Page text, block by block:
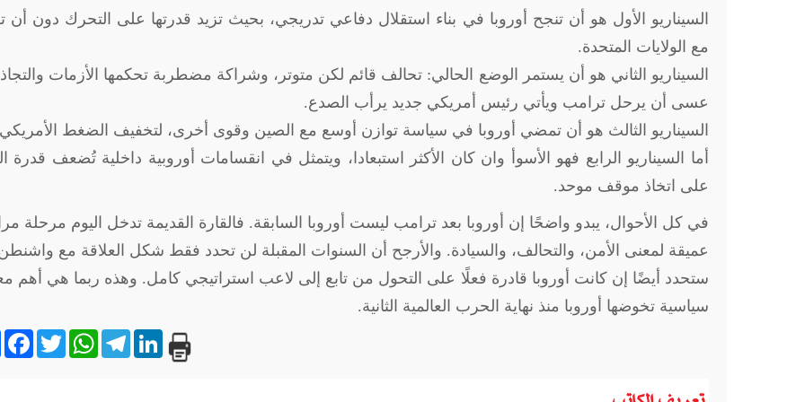
السيناريو الأول هو أن تنجح أوروبا في بناء استقلال دفاعي تدريجي، بحيث تزيد قدرتها على التحرك دون أن
مع الولايات المتحدة.
السيناريو الثاني هو أن يستمر الوضع الحالي: تحالف قائم لكن متوتر، وشراكة مضطربة تحكمها الأزمات
عسى أن يرحل ترامب ويأتي رئيس أمريكي جديد يرأب الصدع.
السيناريو الثالث هو أن تمضي أوروبا في سياسة توازن أوسع مع الصين وقوى أخرى، لتخفيف الضغط الأمريكي
أما السيناريو الرابع فهو الأسوأ وان كان الأكثر استبعادا، ويتمثل في انقسامات أوروبية داخلية تُضعف قدرة
على اتخاذ موقف موحد.
في كل الأحوال، يبدو واضحًا إن أوروبا بعد ترامب ليست أوروبا السابقة. فالقارة القديمة تدخل اليوم مرحلة
عميقة لمعنى الأمن، والتحالف، والسيادة. والأرجح أن السنوات المقبلة لن تحدد فقط شكل العلاقة مع
ستحدد أيضًا إن كانت أوروبا قادرة فعلًا على التحول من تابع إلى لاعب استراتيجي كامل. وهذه ربما هي أهم
سياسية تخوضها أوروبا منذ نهاية الحرب العالمية الثانية.
Twitter
WhatsApp
Telegram
LinkedIn